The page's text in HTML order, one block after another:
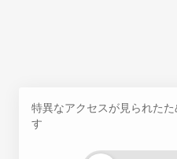
特異なアクセスが見られた
す